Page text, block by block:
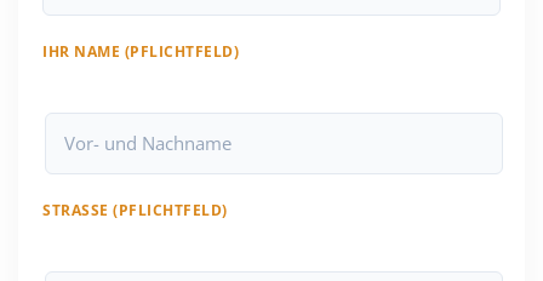
IHR NAME (PFLICHTFELD)
STRASSE (PFLICHTFELD)